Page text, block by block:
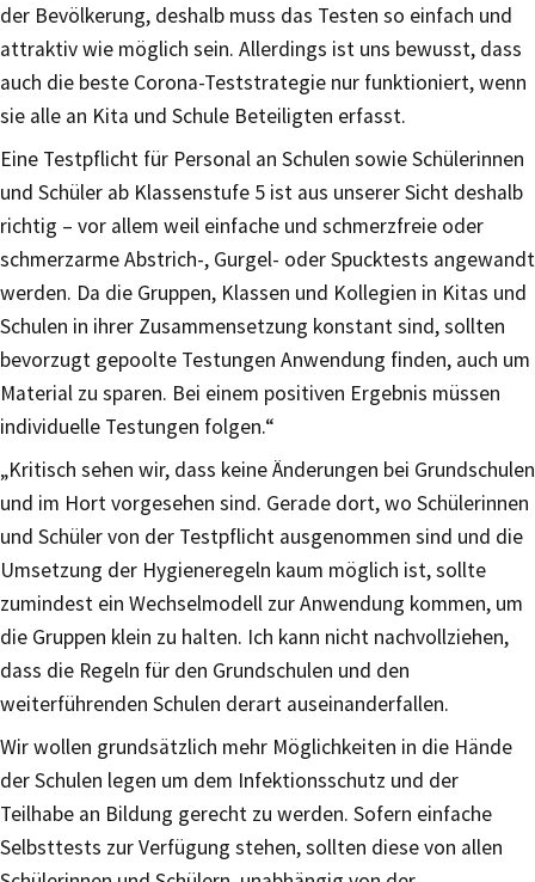
der Bevölkerung, deshalb muss das Testen so einfach und
attraktiv wie möglich sein. Allerdings ist uns bewusst, dass
auch die beste Corona-Teststrategie nur funktioniert, wenn
sie alle an Kita und Schule Beteiligten erfasst.
Eine Testpflicht für Personal an Schulen sowie Schülerinnen
und Schüler ab Klassenstufe 5 ist aus unserer Sicht deshalb
richtig – vor allem weil einfache und schmerzfreie oder
schmerzarme Abstrich-, Gurgel- oder Spucktests angewandt
werden. Da die Gruppen, Klassen und Kollegien in Kitas und
Schulen in ihrer Zusammensetzung konstant sind, sollten
bevorzugt gepoolte Testungen Anwendung finden, auch um
Material zu sparen. Bei einem positiven Ergebnis müssen
individuelle Testungen folgen.“
„Kritisch sehen wir, dass keine Änderungen bei Grundschulen
und im Hort vorgesehen sind. Gerade dort, wo Schülerinnen
und Schüler von der Testpflicht ausgenommen sind und die
Umsetzung der Hygieneregeln kaum möglich ist, sollte
zumindest ein Wechselmodell zur Anwendung kommen, um
die Gruppen klein zu halten. Ich kann nicht nachvollziehen,
dass die Regeln für den Grundschulen und den
weiterführenden Schulen derart auseinanderfallen.
Wir wollen grundsätzlich mehr Möglichkeiten in die Hände
der Schulen legen um dem Infektionsschutz und der
Teilhabe an Bildung gerecht zu werden. Sofern einfache
Selbsttests zur Verfügung stehen, sollten diese von allen